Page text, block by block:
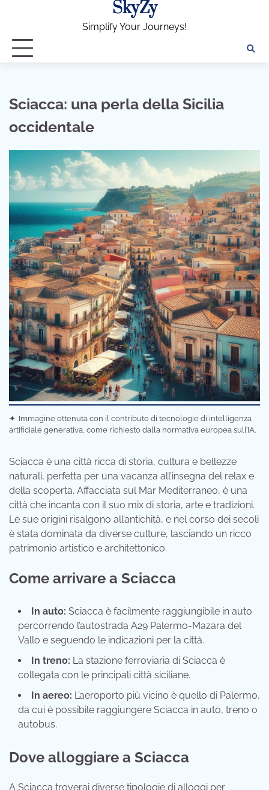
SkyZy
Simplify Your Journeys!
Sciacca: una perla della Sicilia
occidentale
✦ Immagine ottenuta con il contributo di tecnologie di intelligenza
artificiale generativa, come richiesto dalla normativa europea sull’IA.
Sciacca è una città ricca di storia, cultura e bellezze
naturali, perfetta per una vacanza all’insegna del relax e
della scoperta. Affacciata sul Mar Mediterraneo, è una
città che incanta con il suo mix di storia, arte e tradizioni.
Le sue origini risalgono all’antichità, e nel corso dei secoli
è stata dominata da diverse culture, lasciando un ricco
patrimonio artistico e architettonico.
Come arrivare a Sciacca
In auto: Sciacca è facilmente raggiungibile in auto
percorrendo l’autostrada A29 Palermo-Mazara del
Vallo e seguendo le indicazioni per la città.
In treno: La stazione ferroviaria di Sciacca è
collegata con le principali città siciliane.
In aereo: L’aeroporto più vicino è quello di Palermo,
da cui è possibile raggiungere Sciacca in auto, treno o
autobus.
Dove alloggiare a Sciacca
A Sciacca troverai diverse tipologie di alloggi per